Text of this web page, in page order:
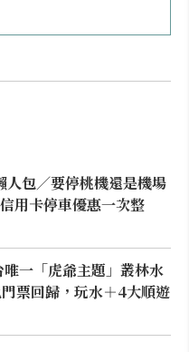
包／要停桃機還是機場
用卡停車優惠一次整
唯一「虎爺主題」叢林水
票回歸，玩水＋4大順遊